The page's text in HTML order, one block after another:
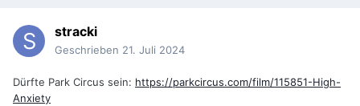
stracki
Geschrieben 21. Juli 2024
Dürfte Park Circus sein: https://parkcircus.com/film/115851-High-
Anxiety